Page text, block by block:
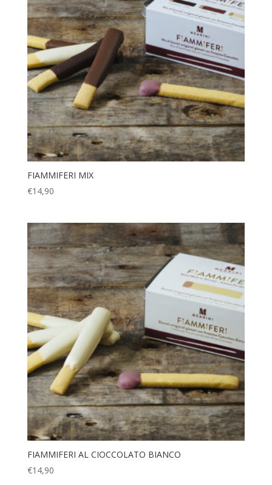
FIAMMIFERI MIX
€14,90
FIAMMIFERI AL CIOCCOLATO BIANCO
€14,90